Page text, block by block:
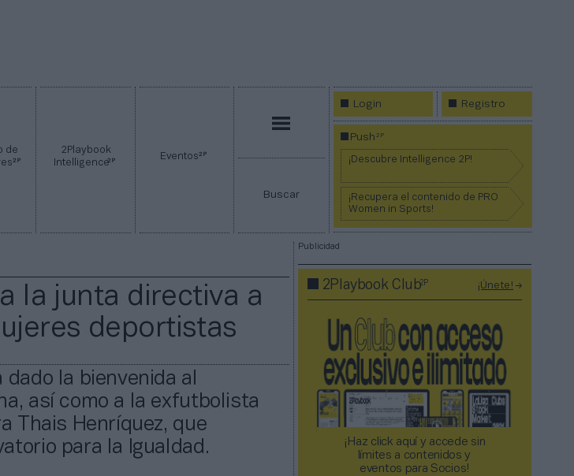
de
2P
2Playbook
Intelligence2P Eventos2P
Buscar
Login Registro
Push2P
¡Descubre Intelligence 2P!
¡Recupera el contenido de PRO
Women in Sports!
la junta directiva a
deportistas
la bienvenida al
así como a la exfutbolista
Thais Henríquez, que
para la Igualdad.
Publicidad
2Playbook Club2P ¡Únete!
¡Haz click aquí y accede sin
límites a contenidos y
eventos para Socios!​​​​​​​